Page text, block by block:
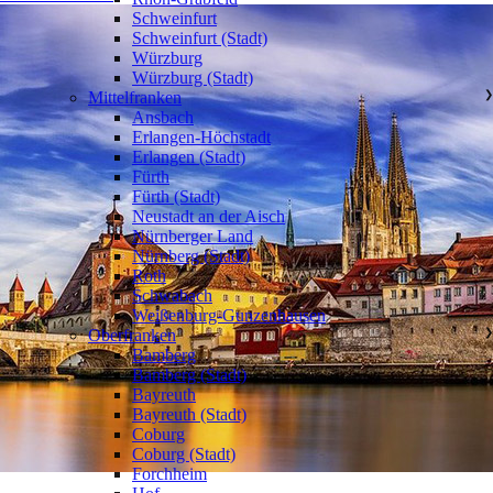
Schweinfurt
Schweinfurt (Stadt)
Würzburg
Würzburg (Stadt)
Mittelfranken
❯
Ansbach
Erlangen-Höchstadt
Erlangen (Stadt)
Fürth
Fürth (Stadt)
Neustadt an der Aisch
Nürnberger Land
Nürnberg (Stadt)
Roth
Schwabach
Weißenburg-Gunzenhausen
Oberfranken
❯
Bamberg
Bamberg (Stadt)
Bayreuth
Bayreuth (Stadt)
Coburg
Coburg (Stadt)
Forchheim